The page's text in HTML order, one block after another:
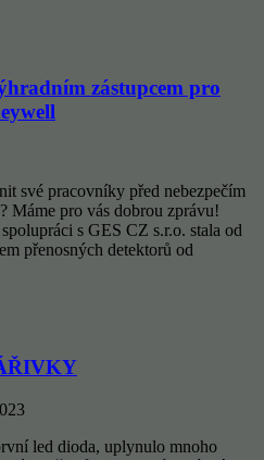
zástupcem pro
své pracovníky před nebezpečím
Máme pro vás dobrou zprávu!
s GES CZ s.r.o. stala od
přenosných detektorů od
led dioda, uplynulo mnoho